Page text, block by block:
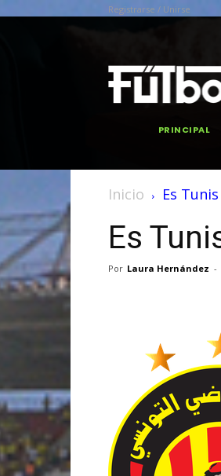
Registrarse / Unirse
PRINCIPAL
Inicio Es Tunis
Es
Por Laura Hernández -